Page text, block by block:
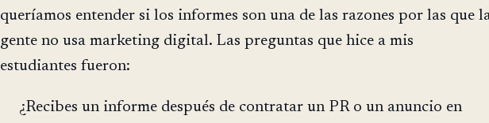
queríamos entender si los informes son una de las razones por las que
gente no usa marketing digital. Las preguntas que hice a mis
estudiantes fueron:
¿Recibes un informe después de contratar un PR o un anuncio en